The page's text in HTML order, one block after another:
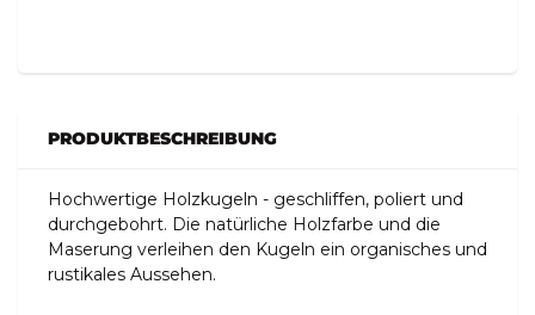
PRODUKTBESCHREIBUNG
Hochwertige Holzkugeln - geschliffen, poliert und
durchgebohrt. Die natürliche Holzfarbe und die
Maserung verleihen den Kugeln ein organisches und
rustikales Aussehen.